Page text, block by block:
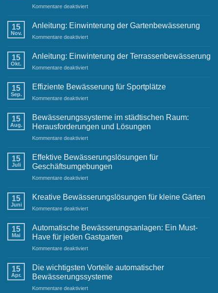
Kommentare deaktiviertfür
Grüße
Neujahrswünsche
Ihrem
15
Nov.
Anleitung: Einwinterung der Gartenbewässerung
Kommentare deaktiviertfür
Einwinterung
Gartenbewässerung
15
Okt.
Anleitung: Einwinterung der Terrassenbewässerung
Kommentare deaktiviertfür
Einwinterung
Terrassenbewässerung
15
Sep.
Effiziente Bewässerung für Sportplätze
Kommentare deaktiviertfür
Bewässerung
für
Sportplätze
15
Aug.
Bewässerungssysteme im städtischen Raum:
Herausforderungen und Lösungen
Kommentare deaktiviertfür
städtischen
Raum:
Herausforderungen
Lösungen
15
Juli
Effektive Bewässerungslösungen für
Geschäftsumgebungen
Kommentare deaktiviertfür
Bewässerungslösungen
Geschäftsumgebungen
15
Juni
Kreative Bewässerungslösungen für kleine Gärten
Kommentare deaktiviertfür
Bewässerungslösungen
für
kleine
Gärten
15
Mai
Automatische Bewässerungsanlagen: Ein Must-
Have für jeden Gastgarten
Kommentare deaktiviertfür
Bewässerungsanlagen:
Must-
Have
15
Apr.
Die wichtigsten Vorteile automatischer
Bewässerungssysteme
Kommentare deaktiviertfür